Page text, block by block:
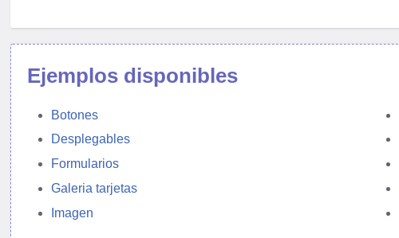
Ejemplos disponibles
Botones
Desplegables
Formularios
Galeria tarjetas
Imagen